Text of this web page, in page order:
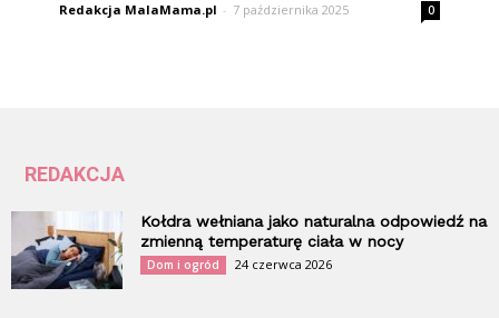
Redakcja MalaMama.pl - 7 października 2025 0
REDAKCJA
Kołdra wełniana jako naturalna odpowiedź na
zmienną temperaturę ciała w nocy
Dom i ogród 24 czerwca 2026